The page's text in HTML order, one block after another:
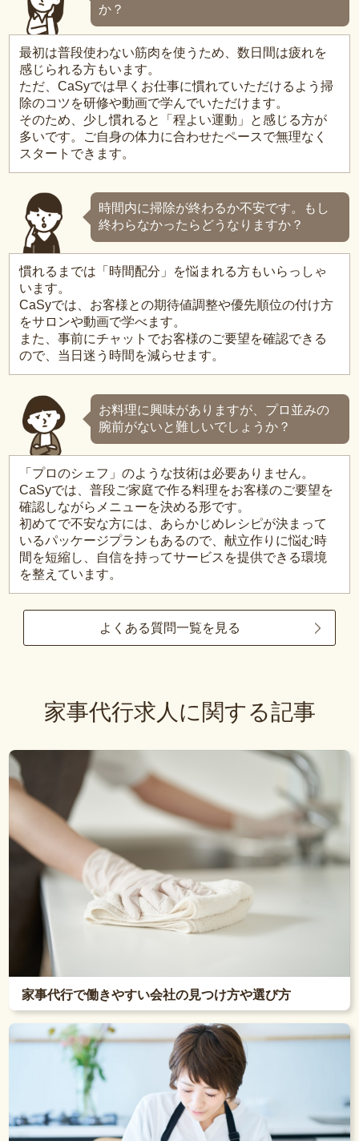
か？
最初は普段使わない筋肉を使うため、数日間は疲れを
感じられる方もいます。
ただ、CaSyでは早くお仕事に慣れていただけるよう掃
除のコツを研修や動画で学んでいただけます。
そのため、少し慣れると「程よい運動」と感じる方が
多いです。ご自身の体力に合わせたペースで無理なく
スタートできます。
時間内に掃除が終わるか不安です。もし
終わらなかったらどうなりますか？
慣れるまでは「時間配分」を悩まれる方もいらっしゃ
います。
CaSyでは、お客様との期待値調整や優先順位の付け方
をサロンや動画で学べます。
また、事前にチャットでお客様のご要望を確認できる
ので、当日迷う時間を減らせます。
お料理に興味がありますが、プロ並みの
腕前がないと難しいでしょうか？
「プロのシェフ」のような技術は必要ありません。
CaSyでは、普段ご家庭で作る料理をお客様のご要望を
確認しながらメニューを決める形です。
初めてで不安な方には、あらかじめレシピが決まって
いるパッケージプランもあるので、献立作りに悩む時
間を短縮し、自信を持ってサービスを提供できる環境
を整えています。
よくある質問一覧を見る
家事代行求人に関する記事
家事代行で働きやすい会社の見つけ方や選び方